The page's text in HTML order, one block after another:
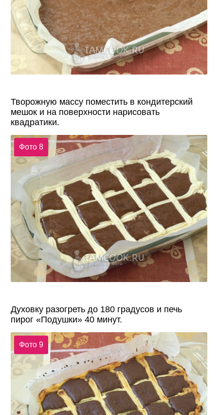
Творожную массу поместить в кондитерский
мешок и на поверхности нарисовать
квадратики.
Фото 8
Духовку разогреть до 180 градусов и печь
пирог «Подушки» 40 минут.
Фото 9